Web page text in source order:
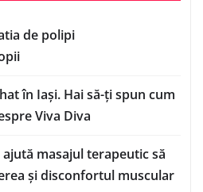
de polipi
în Iași. Hai să-ți spun cum
Viva Diva
masajul terapeutic să
și disconfortul muscular